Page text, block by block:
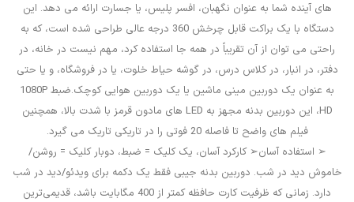
های آینده شما به عنوان نگهبان، افسر پلیس، یا جسارت ارائه می دهد. این
دستگاه با یک براکت قابل چرخش 360 درجه عالی طراحی شده است، که به
راحتی می توان از آن تقریباً در همه جا استفاده کرد، مهم نیست در خانه، در
دفتر، در انبار، در کلاس درس، در گوشه حیاط خلوت، یا در فروشگاه، و یا حتی
به عنوان یک دوربین مینی ماشین یا یک دوربین هوایی کوچک.ضبط 1080P
HD، این دوربین بدنه مجهز به LED های مادون قرمز با شدت بالا، همچنین
فیلم های واضح تا فاصله 20 فوتی را در تاریکی تاریک می گیرد.
➢ استفاده آسان➢ کارکرد آسان، یک کلیک = ضبط، دوبار کلیک = روشن/
خاموش دید در شب. دوربین بدنه جیبی فقط یک دکمه برای ویدئو/دید در شب
دارد. زمانی که ظرفیت کارت حافظه کمتر از 400 مگابایت باشد، قدیمی‌ترین